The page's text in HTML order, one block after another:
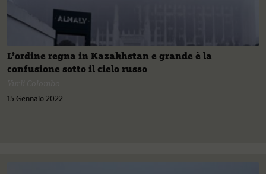
L’ordine regna in Kazakhstan e grande è la
confusione sotto il cielo russo
15 Gennaio 2022